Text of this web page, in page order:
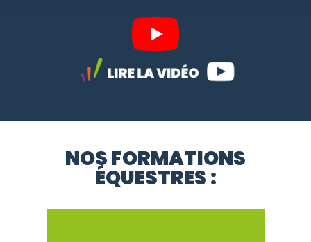
Play
NOS FORMATIONS
ÉQUESTRES :